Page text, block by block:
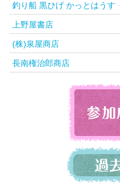
釣り船 黒ひげ かっとはうす
上野屋書店
(株)泉屋商店
長南権治郎商店